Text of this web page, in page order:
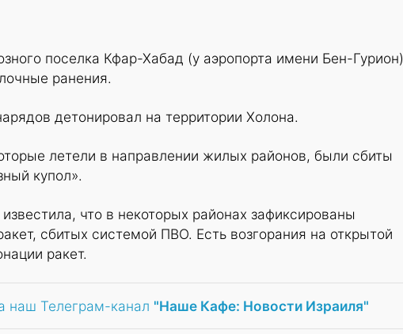
поселка Кфар-Хабад (у аэропорта имени Бен-Гурион)
ранения.
детонировал на территории Холона.
летели в направлении жилых районов, были сбиты
купол».
что в некоторых районах зафиксированы
сбитых системой ПВО. Есть возгорания на открытой
ракет.
наш Телеграм-канал "Наше Кафе: Новости Израиля"